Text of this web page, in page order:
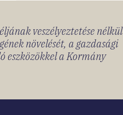
veszélyeztetése nélkül
növelését, a gazdasági
eszközökkel a Kormány